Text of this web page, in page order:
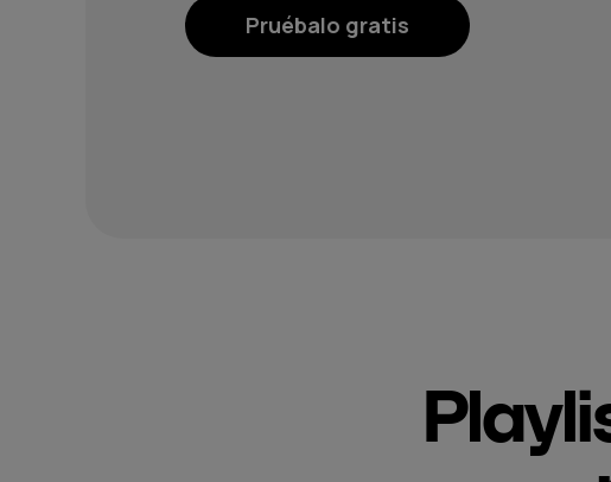
Pruébalo gratis